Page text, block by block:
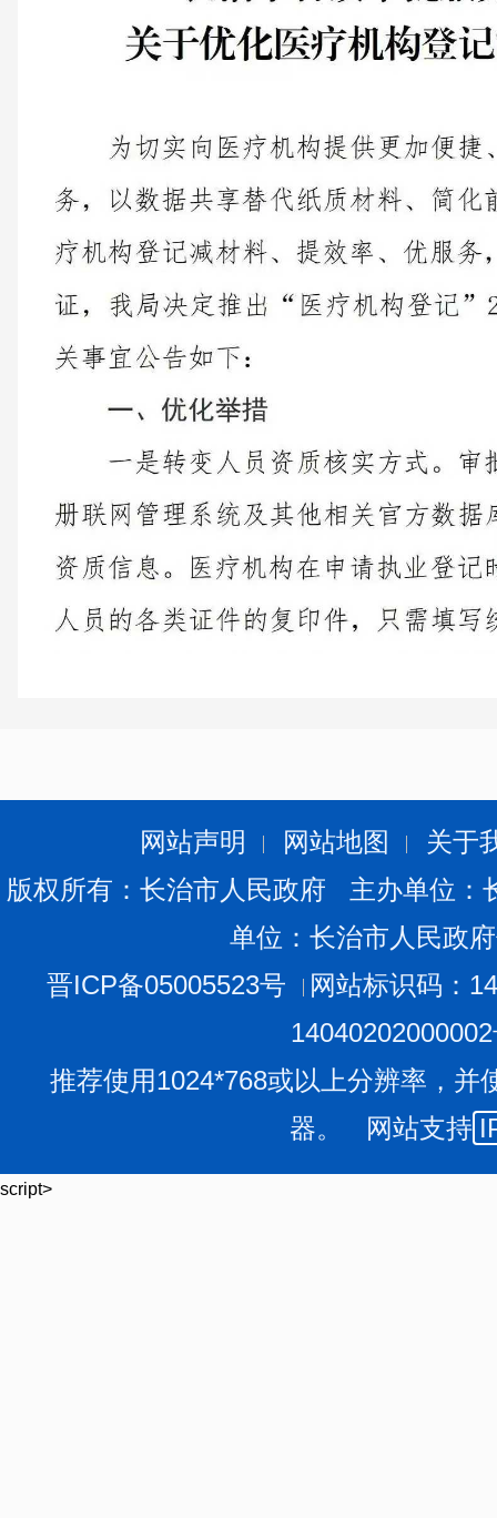
网站声明 网站地图
关于
版权所有：长治市人民政府 主办单位
单位：长治市人民政
晋ICP备05005523号
网站标识码：
推荐使用1024*768或以上分辨率，并
器。 网站支持
script>